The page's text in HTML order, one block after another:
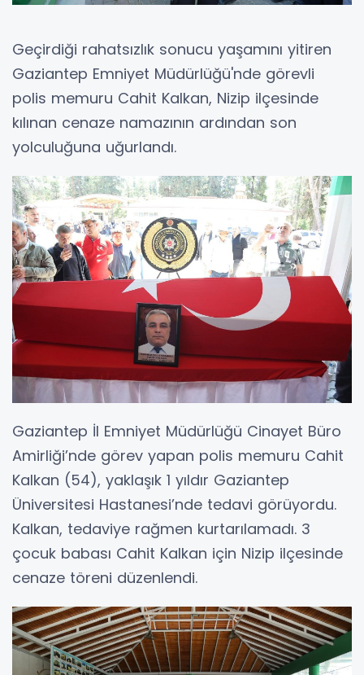
Geçirdiği rahatsızlık sonucu yaşamını yitiren
Gaziantep Emniyet Müdürlüğü'nde görevli
polis memuru Cahit Kalkan, Nizip ilçesinde
kılınan cenaze namazının ardından son
yolculuğuna uğurlandı.
Gaziantep İl Emniyet Müdürlüğü Cinayet Büro
Amirliği’nde görev yapan polis memuru Cahit
Kalkan (54), yaklaşık 1 yıldır Gaziantep
Üniversitesi Hastanesi’nde tedavi görüyordu.
Kalkan, tedaviye rağmen kurtarılamadı. 3
çocuk babası Cahit Kalkan için Nizip ilçesinde
cenaze töreni düzenlendi.